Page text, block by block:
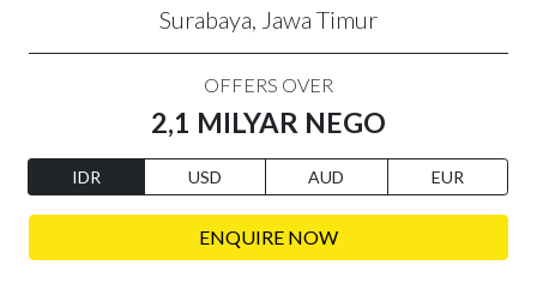
Surabaya, Jawa Timur
OFFERS OVER
2,1 MILYAR NEGO
IDR USD AUD EUR
ENQUIRE NOW